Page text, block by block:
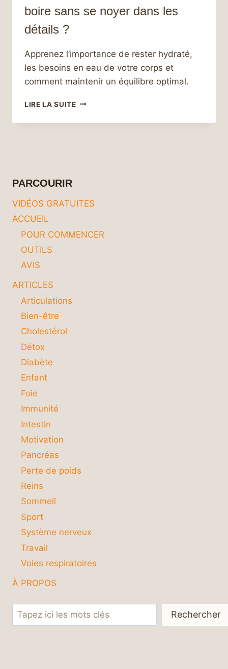
boire sans se noyer dans les
détails ?
Apprenez l’importance de rester hydraté,
les besoins en eau de votre corps et
comment maintenir un équilibre optimal.
LIRE LA SUITEHYDRATATION
COMBIEN
DÉTAILS
PARCOURIR
VIDÉOS GRATUITES
ACCUEIL
POUR COMMENCER
OUTILS
AVIS
ARTICLES
Articulations
Bien-être
Cholestérol
Détox
Diabète
Enfant
Foie
Immunité
Intestin
Motivation
Pancréas
Perte de poids
Reins
Sommeil
Sport
Système nerveux
Travail
Voies respiratoires
À PROPOS
Rechercher Rechercher